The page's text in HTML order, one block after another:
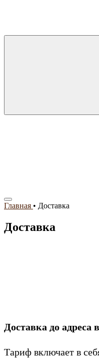
Главная • Доставка
Доставка
Доставка до адреса
Тариф включает в